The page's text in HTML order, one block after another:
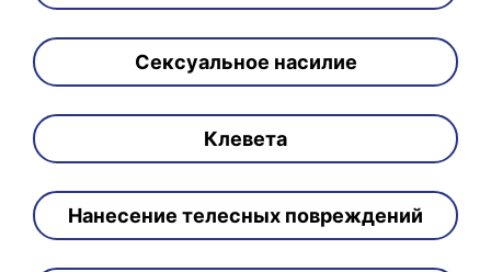
Сексуальное насилие
Клевета
Нанесение телесных повреждений